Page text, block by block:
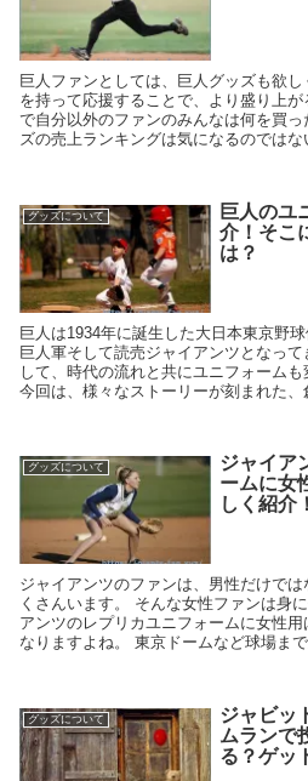
巨人ファンとしては、巨人グッズも欲
を持って応援することで、より盛り上
で自分以外のファンのみんなは何を買
ズの売上ランキングは気になるのではな
グッズについて
巨人のユ
介！そこ
は？
巨人は1934年に誕生した大日本東京野
巨人軍そして読売ジャイアンツとなっ
して、時代の流れと共にユニフォーム
今回は、様々なストーリーが刻まれた、
グッズについて
ジャイア
ームに女
しく紹介！
ジャイアンツのファンは、男性だけで
くさんいます。 そんな女性ファンは身
アンツのレプリカユニフォームに女性
なりますよね。 東京ドームなど球場ま
グッズについて
ジャビッ
ムランで
る？ゲッ